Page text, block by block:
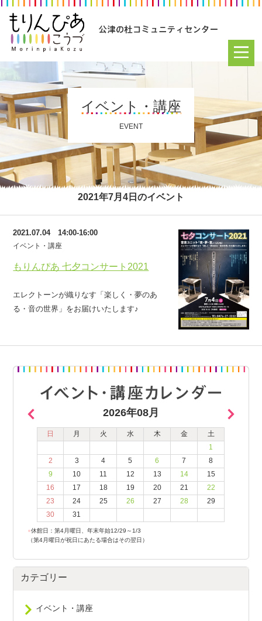
イベント・講座
EVENT
2021年7月4日のイベント
もりんぴあ 七夕コンサート2021
2021.07.04 14:00-16:00
イベント・講座
エレクトーンが織りなす「楽しく・夢のあ
る・音の世界」をお届けいたします♪
2026年08月
日 月 火 水 木 金
土
1
2
3 4 5 6 7
8
9
10 11 12 13 14
15
16
17 18 19 20 21
22
23
24 25 26 27 28
29
30
31
●休館日：第4月曜日、年末年始12/29～1/3
（第4月曜日が祝日にあたる場合はその翌日）
カテゴリー
イベント・講座